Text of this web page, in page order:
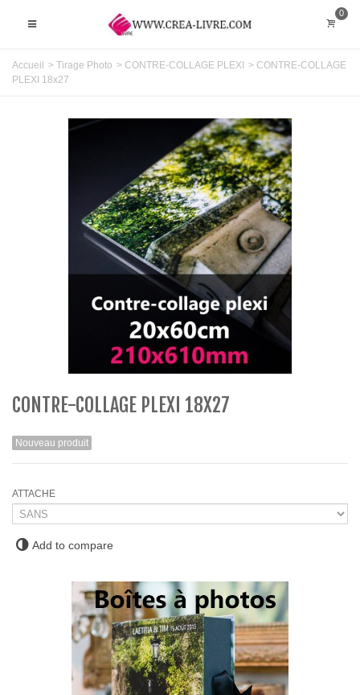
0
Accueil > Tirage Photo > CONTRE-COLLAGE PLEXI > CONTRE-COLLAGE
PLEXI 18x27
CONTRE-COLLAGE PLEXI 18X27
Nouveau produit
ATTACHE
Add to compare